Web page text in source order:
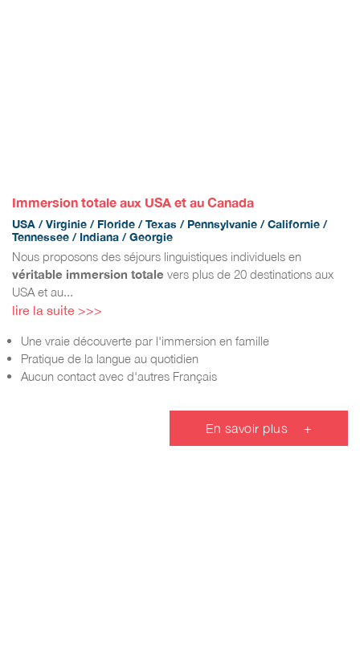
Immersion totale aux USA et au Canada
USA / Virginie / Floride / Texas / Pennsylvanie / Californie /
Tennessee / Indiana / Georgie
Nous proposons des séjours linguistiques individuels en
véritable immersion totale vers plus de 20 destinations aux
USA et au...
lire la suite >>>
Une vraie découverte par l'immersion en famille
Pratique de la langue au quotidien
Aucun contact avec d'autres Français
En savoir plus +